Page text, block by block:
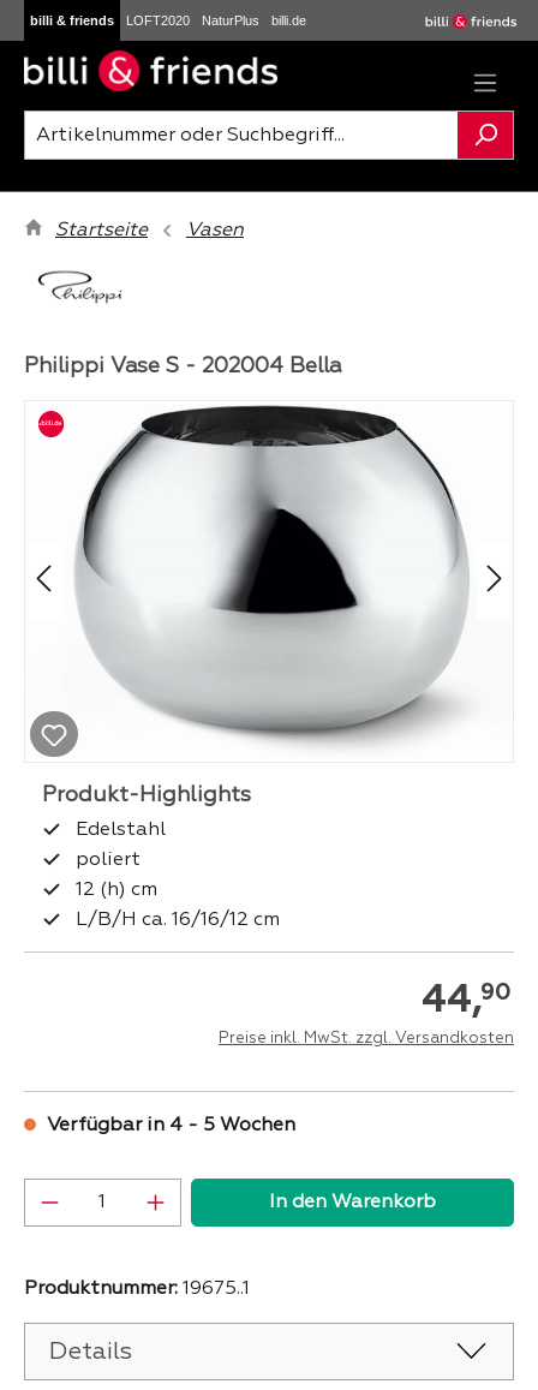
Zum Hauptinhalt springen
billi & friends LOFT2020 NaturPlus billi.de
Startseite Vasen
Bildergalerie überspringen
Philippi Vase S - 202004 Bella
Edelstahl
poliert
12 (h) cm
L/B/H ca. 16/16/12 cm
44,90
Preise inkl. MwSt. zzgl. Versandkosten
Verfügbar in 4 - 5 Wochen
Produkt Anzahl: Gib den gewünschten
In den Warenkorb
Produktnummer: 19675..1
Details